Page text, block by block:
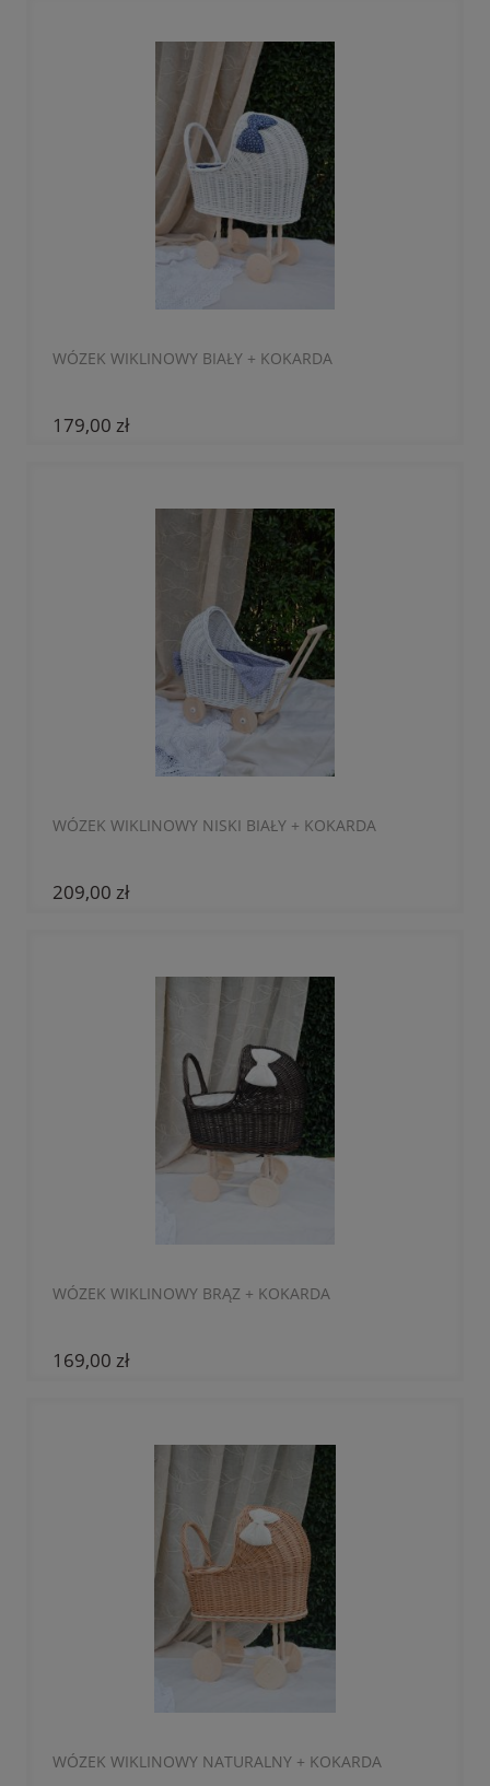
WÓZEK WIKLINOWY BIAŁY + KOKARDA
179,00 zł
WÓZEK WIKLINOWY NISKI BIAŁY + KOKARDA
209,00 zł
WÓZEK WIKLINOWY BRĄZ + KOKARDA
169,00 zł
WÓZEK WIKLINOWY NATURALNY + KOKARDA